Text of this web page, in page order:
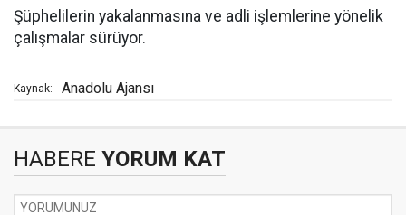
Şüphelilerin yakalanmasına ve adli işlemlerine yönelik
çalışmalar sürüyor.
Kaynak: Anadolu Ajansı
HABERE YORUM KAT